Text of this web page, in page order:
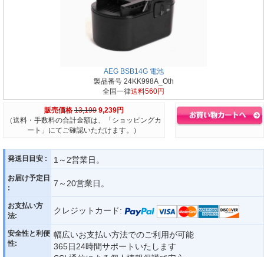
AEG BSB14G 電池
製品番号 24KK998A_Oth
全国一律送料560円
販売価格 13,199 9,239円
（送料・手数料の合計金額は、「ショッピングカ
ート」にてご確認いただけます。）
発送日目安 : 1～2営業日。
お届け予定日
:
7～20営業日。
お支払い方
法:
クレジットカード:
安全性と利便
性:
幅広いお支払い方法でのご利用が可能
365日24時間サポートいたします